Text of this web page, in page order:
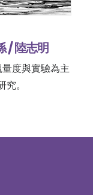
/ 陸志明
度與實驗為主
。